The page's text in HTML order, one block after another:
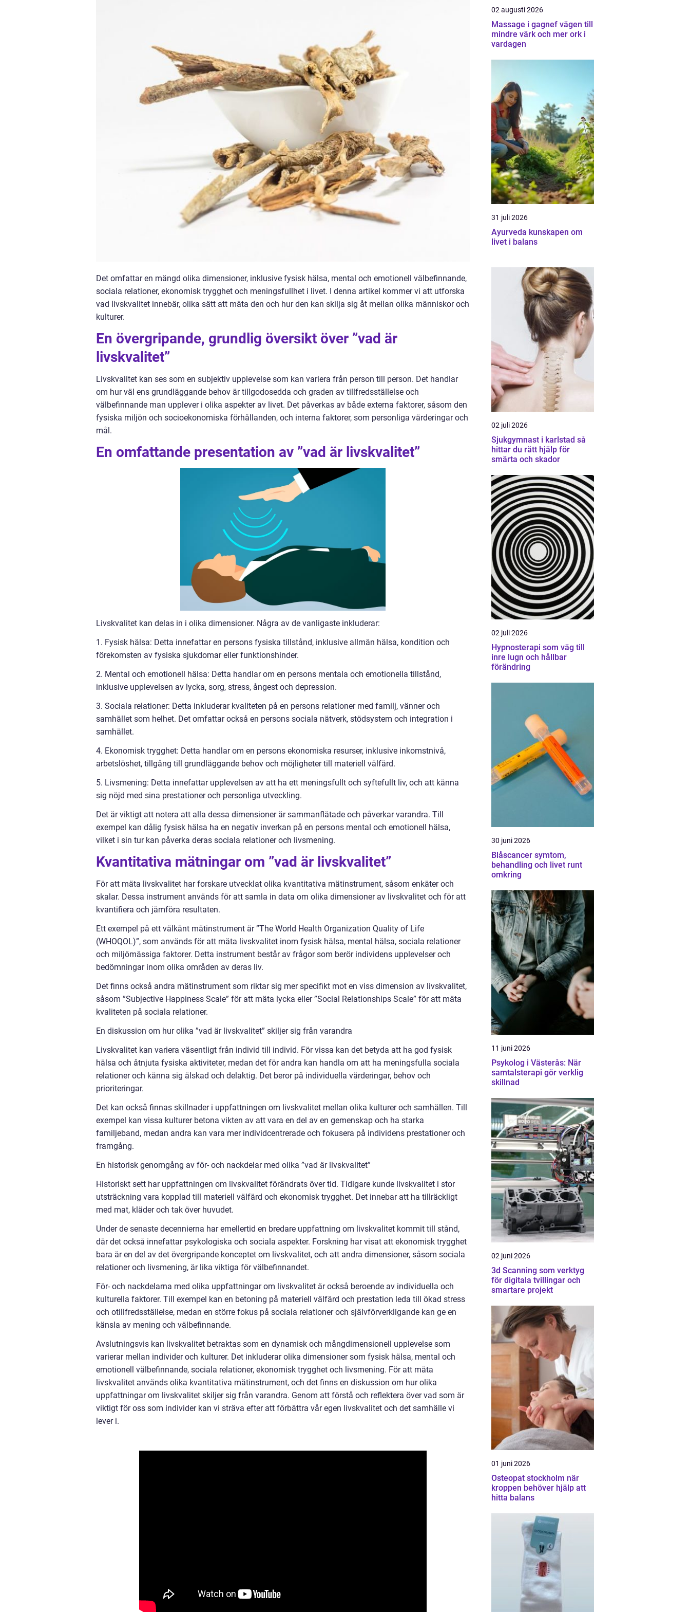
Det omfattar en mängd olika dimensioner, inklusive fysisk hälsa, mental och emotionell välbefinnande,
sociala relationer, ekonomisk trygghet och meningsfullhet i livet. I denna artikel kommer vi att utforska
vad livskvalitet innebär, olika sätt att mäta den och hur den kan skilja sig åt mellan olika människor och
kulturer.
En övergripande, grundlig översikt över ”vad är
livskvalitet”
Livskvalitet kan ses som en subjektiv upplevelse som kan variera från person till person. Det handlar
om hur väl ens grundläggande behov är tillgodosedda och graden av tillfredsställelse och
välbefinnande man upplever i olika aspekter av livet. Det påverkas av både externa faktorer, såsom den
fysiska miljön och socioekonomiska förhållanden, och interna faktorer, som personliga värderingar och
mål.
En omfattande presentation av ”vad är livskvalitet”
Livskvalitet kan delas in i olika dimensioner. Några av de vanligaste inkluderar:
1. Fysisk hälsa: Detta innefattar en persons fysiska tillstånd, inklusive allmän hälsa, kondition och
förekomsten av fysiska sjukdomar eller funktionshinder.
2. Mental och emotionell hälsa: Detta handlar om en persons mentala och emotionella tillstånd,
inklusive upplevelsen av lycka, sorg, stress, ångest och depression.
3. Sociala relationer: Detta inkluderar kvaliteten på en persons relationer med familj, vänner och
samhället som helhet. Det omfattar också en persons sociala nätverk, stödsystem och integration i
samhället.
4. Ekonomisk trygghet: Detta handlar om en persons ekonomiska resurser, inklusive inkomstnivå,
arbetslöshet, tillgång till grundläggande behov och möjligheter till materiell välfärd.
5. Livsmening: Detta innefattar upplevelsen av att ha ett meningsfullt och syftefullt liv, och att känna
sig nöjd med sina prestationer och personliga utveckling.
Det är viktigt att notera att alla dessa dimensioner är sammanflätade och påverkar varandra. Till
exempel kan dålig fysisk hälsa ha en negativ inverkan på en persons mental och emotionell hälsa,
vilket i sin tur kan påverka deras sociala relationer och livsmening.
Kvantitativa mätningar om ”vad är livskvalitet”
För att mäta livskvalitet har forskare utvecklat olika kvantitativa mätinstrument, såsom enkäter och
skalar. Dessa instrument används för att samla in data om olika dimensioner av livskvalitet och för att
kvantifiera och jämföra resultaten.
Ett exempel på ett välkänt mätinstrument är ”The World Health Organization Quality of Life
(WHOQOL)”, som används för att mäta livskvalitet inom fysisk hälsa, mental hälsa, sociala relationer
och miljömässiga faktorer. Detta instrument består av frågor som berör individens upplevelser och
bedömningar inom olika områden av deras liv.
Det finns också andra mätinstrument som riktar sig mer specifikt mot en viss dimension av livskvalitet,
såsom ”Subjective Happiness Scale” för att mäta lycka eller ”Social Relationships Scale” för att mäta
kvaliteten på sociala relationer.
En diskussion om hur olika ”vad är livskvalitet” skiljer sig från varandra
Livskvalitet kan variera väsentligt från individ till individ. För vissa kan det betyda att ha god fysisk
hälsa och åtnjuta fysiska aktiviteter, medan det för andra kan handla om att ha meningsfulla sociala
relationer och känna sig älskad och delaktig. Det beror på individuella värderingar, behov och
prioriteringar.
Det kan också finnas skillnader i uppfattningen om livskvalitet mellan olika kulturer och samhällen. Till
exempel kan vissa kulturer betona vikten av att vara en del av en gemenskap och ha starka
familjeband, medan andra kan vara mer individcentrerade och fokusera på individens prestationer och
framgång.
En historisk genomgång av för- och nackdelar med olika ”vad är livskvalitet”
Historiskt sett har uppfattningen om livskvalitet förändrats över tid. Tidigare kunde livskvalitet i stor
utsträckning vara kopplad till materiell välfärd och ekonomisk trygghet. Det innebar att ha tillräckligt
med mat, kläder och tak över huvudet.
Under de senaste decennierna har emellertid en bredare uppfattning om livskvalitet kommit till stånd,
där det också innefattar psykologiska och sociala aspekter. Forskning har visat att ekonomisk trygghet
bara är en del av det övergripande konceptet om livskvalitet, och att andra dimensioner, såsom sociala
relationer och livsmening, är lika viktiga för välbefinnandet.
För- och nackdelarna med olika uppfattningar om livskvalitet är också beroende av individuella och
kulturella faktorer. Till exempel kan en betoning på materiell välfärd och prestation leda till ökad stress
och otillfredsställelse, medan en större fokus på sociala relationer och självförverkligande kan ge en
känsla av mening och välbefinnande.
Avslutningsvis kan livskvalitet betraktas som en dynamisk och mångdimensionell upplevelse som
varierar mellan individer och kulturer. Det inkluderar olika dimensioner som fysisk hälsa, mental och
emotionell välbefinnande, sociala relationer, ekonomisk trygghet och livsmening. För att mäta
livskvalitet används olika kvantitativa mätinstrument, och det finns en diskussion om hur olika
uppfattningar om livskvalitet skiljer sig från varandra. Genom att förstå och reflektera över vad som är
viktigt för oss som individer kan vi sträva efter att förbättra vår egen livskvalitet och det samhälle vi
lever i.
02 augusti 2026
Massage i gagnef vägen till
mindre värk och mer ork i
vardagen
31 juli 2026
Ayurveda kunskapen om
livet i balans
02 juli 2026
Sjukgymnast i karlstad så
hittar du rätt hjälp för
smärta och skador
02 juli 2026
Hypnosterapi som väg till
inre lugn och hållbar
förändring
30 juni 2026
Blåscancer symtom,
behandling och livet runt
omkring
11 juni 2026
Psykolog i Västerås: När
samtalsterapi gör verklig
skillnad
02 juni 2026
3d Scanning som verktyg
för digitala tvillingar och
smartare projekt
01 juni 2026
Osteopat stockholm när
kroppen behöver hjälp att
hitta balans